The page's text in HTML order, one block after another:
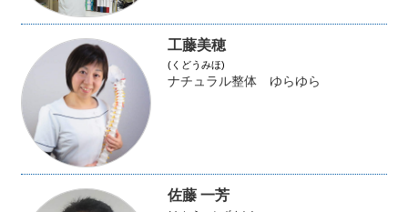
工藤美穂
(くどうみほ)
ナチュラル整体 ゆらゆら
佐藤 一芳